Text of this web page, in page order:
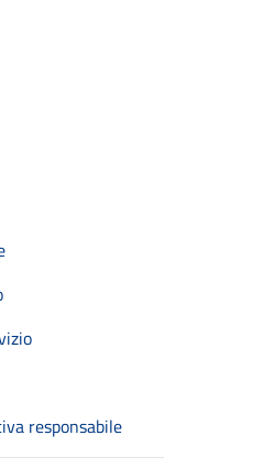
responsabile